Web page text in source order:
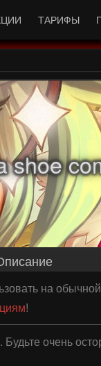
ТАРИФЫ
shoe
на
!
очень